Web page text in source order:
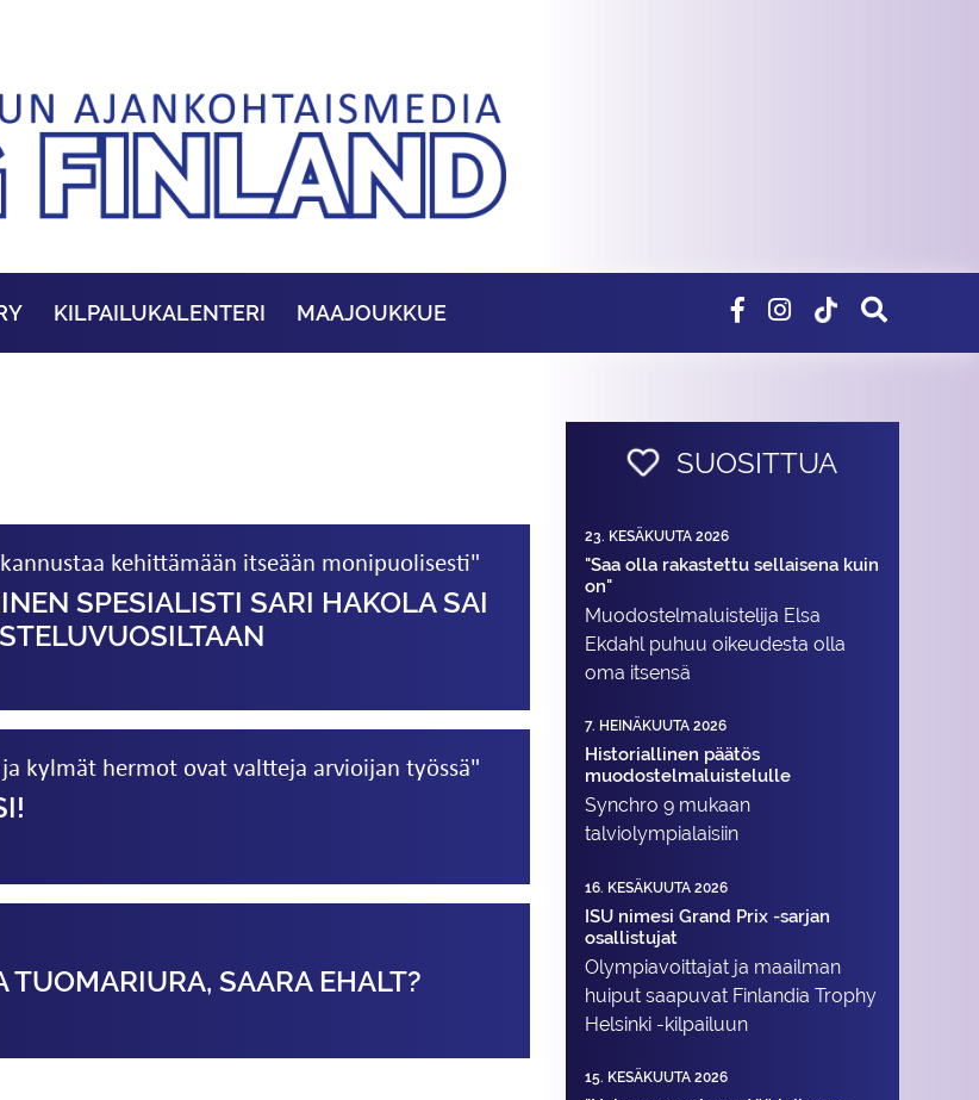
KILPAILUKALENTERI MAAJOUKKUE
kehittämään itseään monipuolisesti"
SPESIALISTI SARI HAKOLA SAI
kylmät hermot ovat valtteja arvioijan työssä"
TUOMARIURA, SAARA EHALT?
SUOSITTUA
23. KESÄKUUTA 2026
"Saa olla rakastettu sellaisena kuin
on"
Muodostelma­luistelija Elsa
Ekdahl puhuu oikeudesta olla
oma itsensä
7. HEINÄKUUTA 2026
Historiallinen päätös
muodostelmaluistelulle
Synchro 9 mukaan
talviolympialaisiin
16. KESÄKUUTA 2026
ISU nimesi Grand Prix -sarjan
osallistujat
Olympiavoittajat ja maailman
huiput saapuvat Finlandia Trophy
Helsinki -kilpailuun
15. KESÄKUUTA 2026